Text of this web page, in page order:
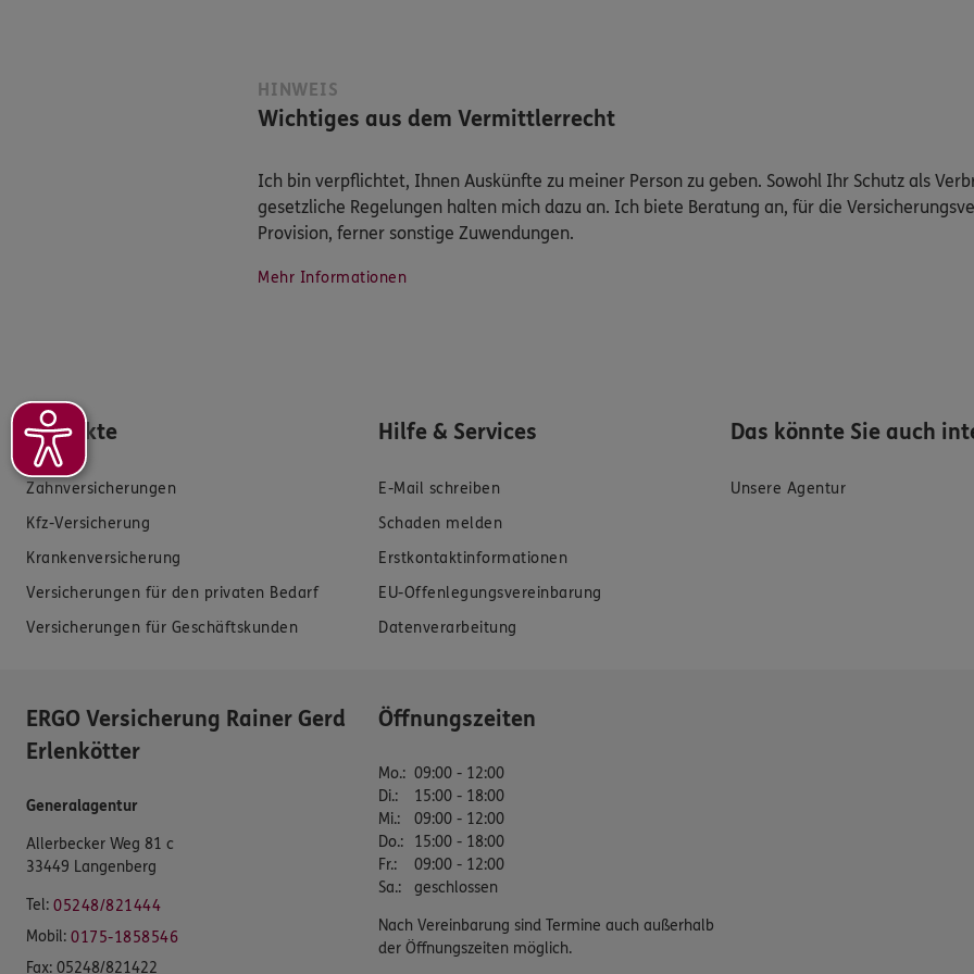
HINWEIS
Wichtiges aus dem Vermittlerrecht
Ich bin verpflichtet, Ihnen Auskünfte zu meiner Person zu geben. Sowohl Ihr Schutz als
gesetzliche Regelungen halten mich dazu an. Ich biete Beratung an, für die
Provision, ferner sonstige Zuwendungen.
Mehr Informationen
Produkte
Zahnversicherungen
Kfz-Versicherung
Krankenversicherung
Versicherungen für den privaten Bedarf
Versicherungen für Geschäftskunden
Hilfe & Services
E-Mail schreiben
Schaden melden
Erstkontaktinformationen
EU-Offenlegungsvereinbarung
Datenverarbeitung
Das könnte Sie auch
Unsere Agentur
ERGO Versicherung Rainer Gerd
Erlenkötter
Generalagentur
Allerbecker Weg 81 c
33449 Langenberg
Tel: 05248/821444
Mobil: 0175-1858546
Fax: 05248/821422
Öffnungszeiten
Mo.: 09:00 - 12:00
Di.:
15:00 - 18:00
Mi.:
09:00 - 12:00
Do.:
15:00 - 18:00
Fr.:
09:00 - 12:00
Sa.: geschlossen
Nach Vereinbarung sind Termine auch außerhalb
der Öffnungszeiten möglich.